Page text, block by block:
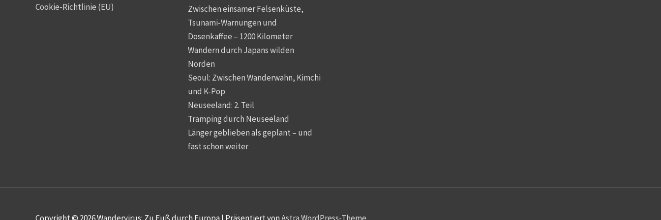
Cookie-Richtlinie (EU)
Zwischen einsamer Felsenküste,
Tsunami-Warnungen und
Dosenkaffee – 1200 Kilometer
Wandern durch Japans wilden
Norden
Seoul: Zwischen Wanderwahn, Kimchi
und K-Pop
Neuseeland: 2. Teil
Tramping durch Neuseeland
Länger geblieben als geplant – und
fast schon weiter